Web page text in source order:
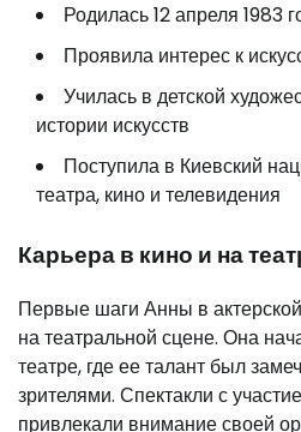
Родилась 12 апреля 1983
Проявила интерес к
Училась в детской
истории искусств
Поступила в Киевский
театра, кино и телевидения
Карьера в кино и на
Первые шаги Анны в
на театральной сцене. Она
театре, где ее талант был
зрителями. Спектакли с
привлекали внимание своей